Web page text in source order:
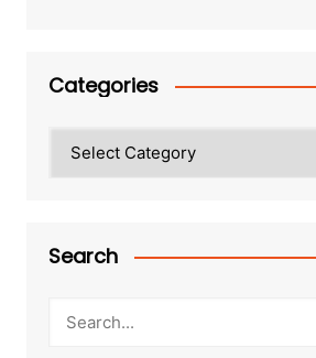
Categories
Search